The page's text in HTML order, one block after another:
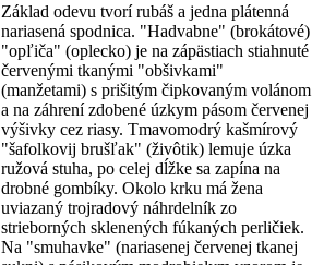
Základ odevu tvorí rubáš a jedna plátenná
nariasená spodnica. "Hadvabne" (brokátové)
"opľiča" (oplecko) je na zápästiach stiahnuté
červenými tkanými "obšivkami"
(manžetami) s prišitým čipkovaným volánom
a na záhrení zdobené úzkym pásom červenej
výšivky cez riasy. Tmavomodrý kašmírový
"šafolkovij brušľak" (živôtik) lemuje úzka
ružová stuha, po celej dĺžke sa zapína na
drobné gombíky. Okolo krku má žena
uviazaný trojradový náhrdelník zo
strieborných sklenených fúkaných perličiek.
Na "smuhavke" (nariasenej červenej tkanej